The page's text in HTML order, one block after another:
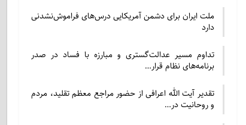
ملت ایران برای دشمن آمریکایی درس‌های فراموش‌نشدنی
دارد
تداوم مسیر عدالت‌گستری و مبارزه با فساد در صدر
برنامه‌های نظام قرار…
تقدیر آیت الله اعرافی از حضور مراجع معظم تقلید، مردم
و روحانیت در…